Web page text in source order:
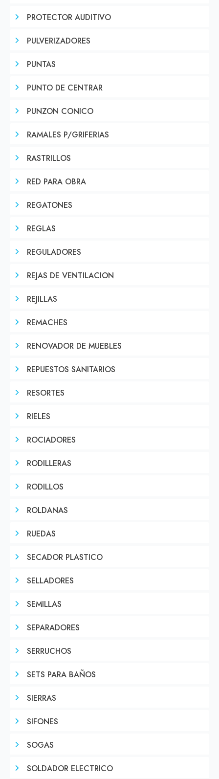
PROTECTOR AUDITIVO
PULVERIZADORES
PUNTAS
PUNTO DE CENTRAR
PUNZON CONICO
RAMALES P/GRIFERIAS
RASTRILLOS
RED PARA OBRA
REGATONES
REGLAS
REGULADORES
REJAS DE VENTILACION
REJILLAS
REMACHES
RENOVADOR DE MUEBLES
REPUESTOS SANITARIOS
RESORTES
RIELES
ROCIADORES
RODILLERAS
RODILLOS
ROLDANAS
RUEDAS
SECADOR PLASTICO
SELLADORES
SEMILLAS
SEPARADORES
SERRUCHOS
SETS PARA BAÑOS
SIERRAS
SIFONES
SOGAS
SOLDADOR ELECTRICO